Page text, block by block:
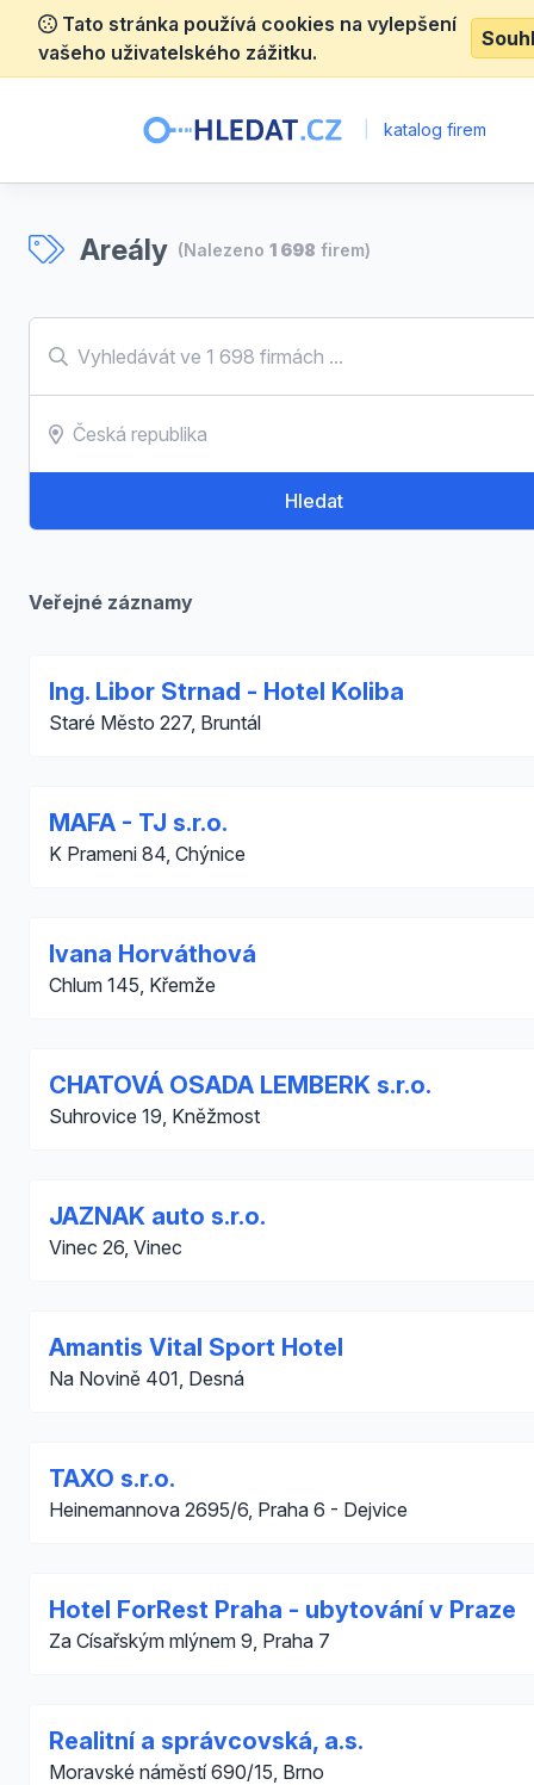
Tato stránka používá cookies na vylepšení
vašeho uživatelského zážitku.
katalog firem
Areály (Nalezeno 1 698 firem)
Hledat
Veřejné záznamy
Ing. Libor Strnad - Hotel Koliba
Staré Město 227, Bruntál
MAFA - TJ s.r.o.
K Prameni 84, Chýnice
Ivana Horváthová
Chlum 145, Křemže
CHATOVÁ OSADA LEMBERK s.r.o.
Suhrovice 19, Kněžmost
JAZNAK auto s.r.o.
Vinec 26, Vinec
Amantis Vital Sport Hotel
Na Novině 401, Desná
TAXO s.r.o.
Heinemannova 2695/6, Praha 6 - Dejvice
Hotel ForRest Praha - ubytování v Praze
Za Císařským mlýnem 9, Praha 7
Realitní a správcovská, a.s.
Moravské náměstí 690/15, Brno